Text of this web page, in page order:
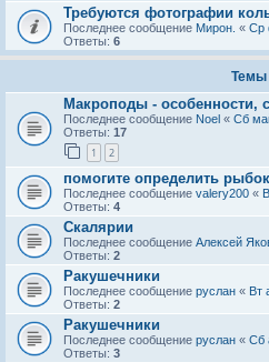
Требуются фотографии
Последнее сообщение Мирон. « Ср
Ответы: 6
Темы
Макроподы - особенности,
Последнее сообщение Noel « Сб
Ответы: 17
1 2
помогите определить рыбок
Последнее сообщение valery200 «
Ответы: 4
Скалярии
Последнее сообщение Алексей
Ответы: 2
Ракушечники
Последнее сообщение руслан « Вт
Ответы: 2
Ракушечники
Последнее сообщение руслан « Сб
Ответы: 3